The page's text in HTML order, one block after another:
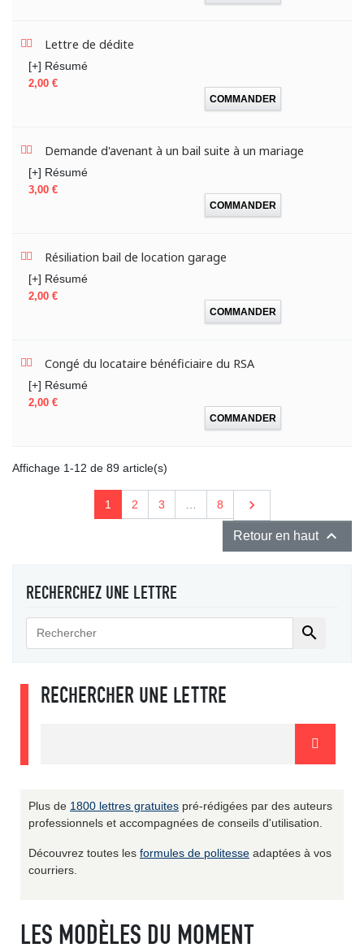
Lettre de dédite
[+] Résumé
Prix
2,00 €
COMMANDER
Demande d'avenant à un bail suite à un mariage
[+] Résumé
Prix
3,00 €
COMMANDER
Résiliation bail de location garage
[+] Résumé
Prix
2,00 €
COMMANDER
Congé du locataire bénéficiaire du RSA
[+] Résumé
Prix
2,00 €
COMMANDER
Affichage 1-12 de 89 article(s)
1 2 3 8 Suivant

Retour en haut 
RECHERCHEZ UNE LETTRE

RECHERCHER UNE LETTRE
Plus de 1800 lettres gratuites pré-rédigées par des auteurs
professionnels et accompagnées de conseils d'utilisation.
Découvrez toutes les formules de politesse adaptées à vos
courriers.
LES MODÈLES DU MOMENT